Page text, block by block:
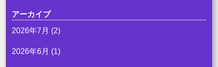
アーカイブ
2026年7月 (2)
2026年6月 (1)